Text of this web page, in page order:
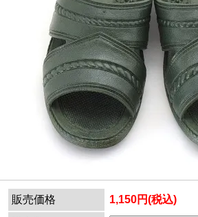
販売価格 1,150円(税込)